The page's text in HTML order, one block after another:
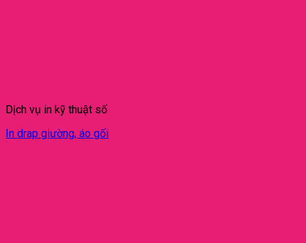
Dịch vụ in kỹ thuật số
In drap giường, áo gối